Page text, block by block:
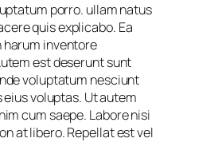
porro. ullam natus
quis explicabo. Ea
inventore
est deserunt sunt
voluptatum nesciunt
voluptas. Ut autem
cum saepe. Labore nisi
at libero. Repellat est vel